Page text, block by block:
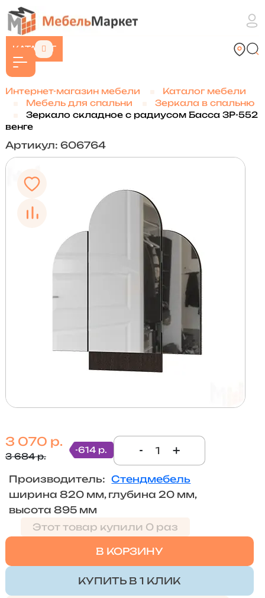
КАТАЛОГ
Интернет-магазин мебели
Каталог мебели
Мебель для спальни
Зеркала в спальню
Зеркало складное с радиусом Басса ЗР-552
венге
Артикул: 606764
3 070 р.
3 684 р.
-614 р. - +
Производитель: Стендмебель
ширина 820 мм, глубина 20 мм,
высота 895 мм
Этот товар купили 0 раз
В КОРЗИНУ
КУПИТЬ В 1 КЛИК